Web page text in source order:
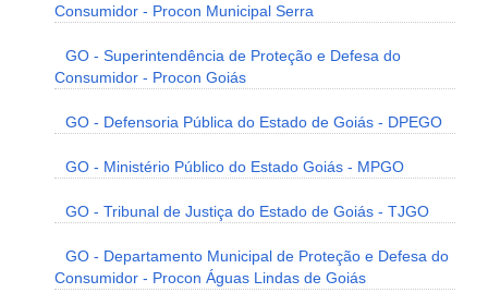
Consumidor - Procon Municipal Serra
GO - Superintendência de Proteção e Defesa do
Consumidor - Procon Goiás
GO - Defensoria Pública do Estado de Goiás - DPEGO
GO - Ministério Público do Estado Goiás - MPGO
GO - Tribunal de Justiça do Estado de Goiás - TJGO
GO - Departamento Municipal de Proteção e Defesa do
Consumidor - Procon Águas Lindas de Goiás